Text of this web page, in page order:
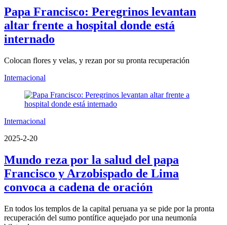
Papa Francisco: Peregrinos levantan
altar frente a hospital donde está
internado
Colocan flores y velas, y rezan por su pronta recuperación
Internacional
Internacional
2025-2-20
Mundo reza por la salud del papa
Francisco y Arzobispado de Lima
convoca a cadena de oración
En todos los templos de la capital peruana ya se pide por la pronta
recuperación del sumo pontífice aquejado por una neumonía